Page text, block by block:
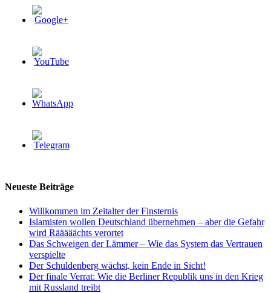
Neueste Beiträge
Willkommen im Zeitalter der Finsternis
Islamisten wollen Deutschland übernehmen – aber die Gefahr
wird Rääääächts verortet
Das Schweigen der Lämmer – Wie das System das Vertrauen
verspielte
Der Schuldenberg wächst, kein Ende in Sicht!
Der finale Verrat: Wie die Berliner Republik uns in den Krieg
mit Russland treibt